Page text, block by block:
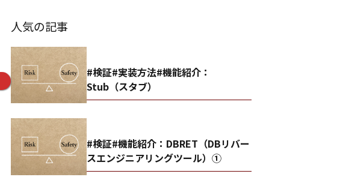
人気の記事
#検証#実装方法#機能紹介：
Stub（スタブ）
#検証#機能紹介：DBRET（DBリバー
スエンジニアリングツール）①